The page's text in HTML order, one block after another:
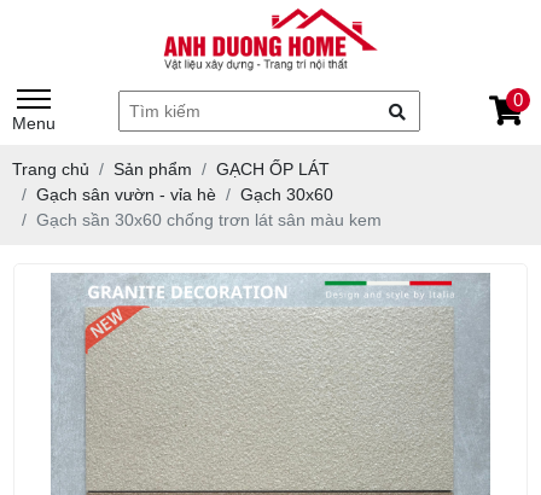
Menu
0
Trang chủ Sản phẩm
GẠCH ỐP LÁT
Gạch sân vườn - vỉa hè
Gạch 30x60
Gạch sần 30x60 chống trơn lát sân màu kem